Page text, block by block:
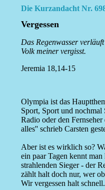
Die Kurzandacht Nr.
Vergessen
Das Regenwasser
Volk meiner vergisst.
Jeremia 18,14-15
Olympia ist das
Sport, Sport und nochmal
Radio oder den
alles'' schrieb Carsten
Aber ist es wirklich so?
ein paar Tagen kennt
strahlenden Sieger - der
zählt halt doch nur, wer
Wir vergessen halt schnell.